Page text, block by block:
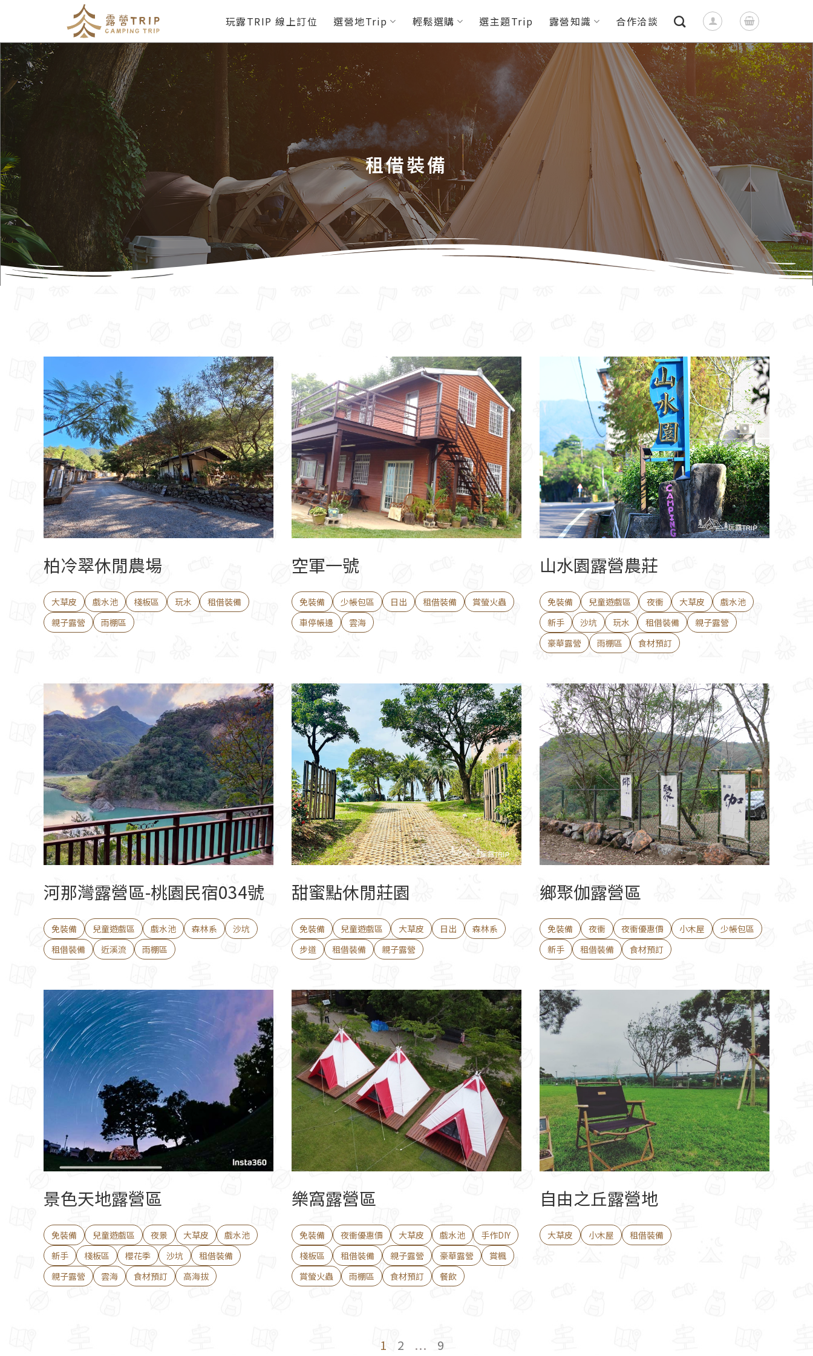
玩露TRIP 線上訂位 選營地Trip 輕鬆選購 選主題Trip 露營知識 合作洽談
租借裝備
柏冷翠休閒農場
大草皮 戲水池 棧板區 玩水
租借裝備
親子露營
雨棚區
空軍一號
免裝備 少帳包區 日出 租借裝備
賞螢火蟲
車停帳邊
雲海
山水園露營農莊
免裝備 兒童遊戲區 夜衝 大草皮
戲水池
新手
沙坑 玩水 租借裝備
親子露營
豪華露營
雨棚區 食材預訂
河那灣露營區-桃園民宿034號
免裝備 兒童遊戲區 戲水池 森林系
沙坑
租借裝備
近溪流 雨棚區
甜蜜點休閒莊園
免裝備 兒童遊戲區 大草皮 日出
森林系
步道
租借裝備 親子露營
鄉聚伽露營區
免裝備 夜衝 夜衝優惠價 小木屋
少帳包區
新手
租借裝備 食材預訂
景色天地露營區
免裝備 兒童遊戲區 夜景 大草皮
戲水池
新手
棧板區 櫻花季 沙坑
租借裝備
親子露營
雲海 食材預訂 高海拔
樂窩露營區
免裝備 夜衝優惠價 大草皮 戲水池
手作DIY
棧板區
租借裝備 親子露營 豪華露營
賞楓
賞螢火蟲
雨棚區 食材預訂 餐飲
自由之丘露營地
大草皮 小木屋 租借裝備
1 2 ... 9